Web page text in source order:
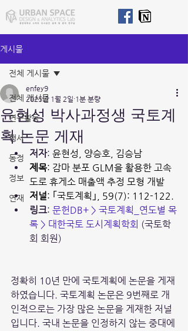
게시물
전체 게시물
연구활동
행사
동정
정보
연재
전체 게시물
윤현성 박사과정생 국토계
획 논문 게재
enfey9
2025년 1월 2일 1분 분량
저자: 윤현성, 양승호, 김승남
제목: 감마 분포 GLM을 활용한 고속
도로 휴게소 매출액 추정 모형 개발
저널: ｢국토계획｣, 59(7): 112-122.
링크: 문헌DB+ > 국토계획_연도별 목
록 > 대한국토 도시계획학회 (국토학
회 회원)
정확히 10년 만에 국토계획에 논문을 게재
하였습니다. 국토계획 논문은 9번째로 개
인적으로는 가장 많은 논문을 게재한 저널
입니다. 국내 논문을 인정하지 않는 중대에